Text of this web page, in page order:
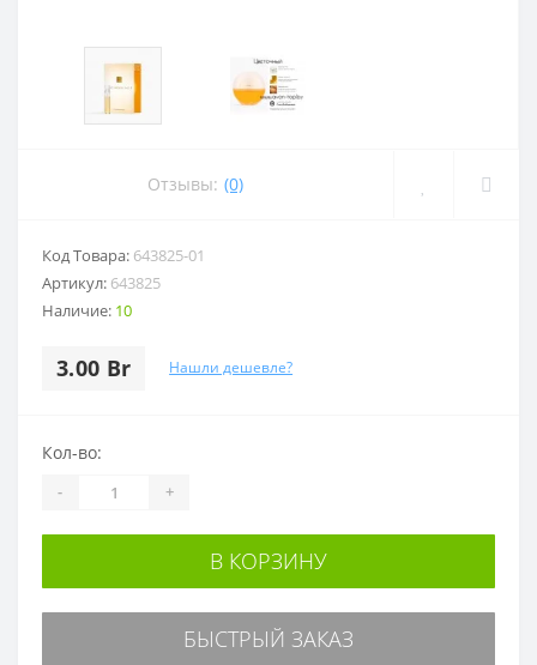
Отзывы: (0)
Код Товара: 643825-01
Артикул: 643825
Наличие: 10
3.00 Br Нашли дешевле?
Кол-во:
- +
В КОРЗИНУ
БЫСТРЫЙ ЗАКАЗ